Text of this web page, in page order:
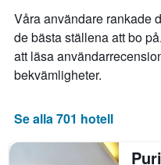
som
visar
det
genomsnittliga
priset
som
under
senaste
visar
antalet
dagar
innan
vistelsen.
Diagrammet
1
axel
Våra användare rankade
de bästa ställena att bo
att läsa
bekvämligheter.
Se alla 701 hotell